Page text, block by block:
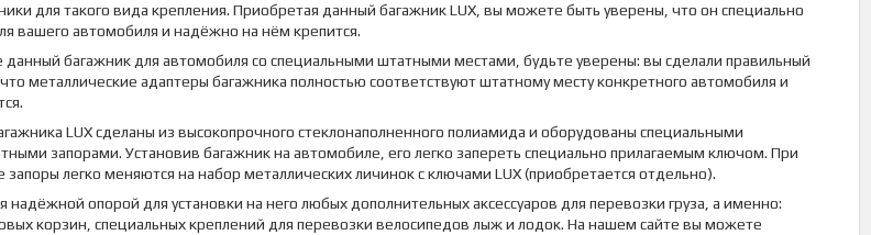
для такого вида крепления. Приобретая данный багажник LUX, вы можете быть уверены, что он специально
вашего автомобиля и надёжно на нём крепится.
данный багажник для автомобиля со специальными штатными местами, будьте уверены: вы сделали правильный
металлические адаптеры багажника полностью соответствуют штатному месту конкретного автомобиля и
LUX сделаны из высокопрочного стеклонаполненного полиамида и оборудованы специальными
запорами. Установив багажник на автомобиле, его легко запереть специально прилагаемым ключом. При
легко меняются на набор металлических личинок с ключами LUX (приобретается отдельно).
надёжной опорой для установки на него любых дополнительных аксессуаров для перевозки груза, а именно:
корзин, специальных креплений для перевозки велосипедов лыж и лодок. На нашем сайте вы можете